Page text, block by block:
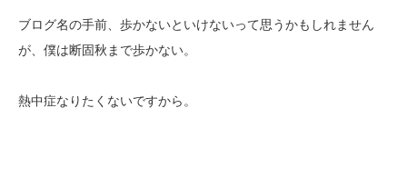
ブログ名の手前、歩かないといけないって思うかもしれません
が、僕は断固秋まで歩かない。
熱中症なりたくないですから。